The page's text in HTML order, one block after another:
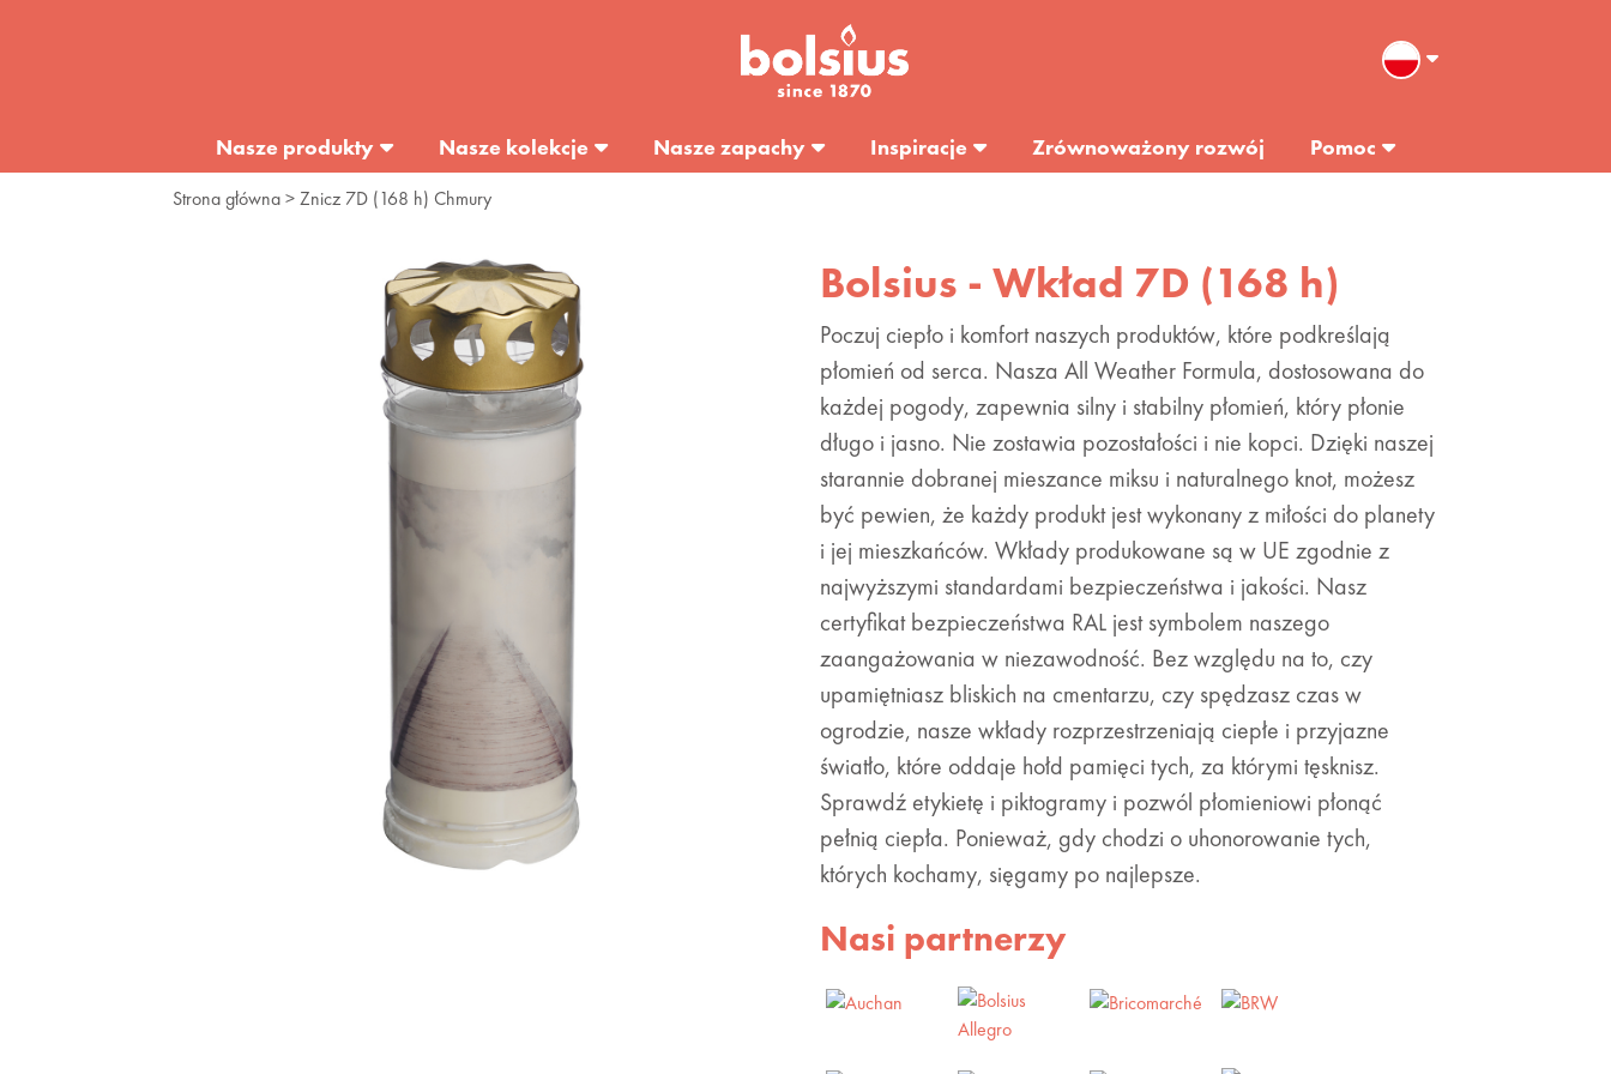
Nasze produkty Nasze kolekcje Nasze zapachy Inspiracje Zrównoważony rozwój Pomoc
Strona główna> Znicz 7D (168 h) Chmury
Bolsius - Wkład 7D (168 h)
Poczuj ciepło i komfort naszych produktów, które podkreślają
płomień od serca. Nasza All Weather Formula, dostosowana do
każdej pogody, zapewnia silny i stabilny płomień, który płonie
długo i jasno. Nie zostawia pozostałości i nie kopci. Dzięki naszej
starannie dobranej mieszance miksu i naturalnego knot, możesz
być pewien, że każdy produkt jest wykonany z miłości do planety
i jej mieszkańców. Wkłady produkowane są w UE zgodnie z
najwyższymi standardami bezpieczeństwa i jakości. Nasz
certyfikat bezpieczeństwa RAL jest symbolem naszego
zaangażowania w niezawodność. Bez względu na to, czy
upamiętniasz bliskich na cmentarzu, czy spędzasz czas w
ogrodzie, nasze wkłady rozprzestrzeniają ciepłe i przyjazne
światło, które oddaje hołd pamięci tych, za którymi tęsknisz.
Sprawdź etykietę i piktogramy i pozwól płomieniowi płonąć
pełnią ciepła. Ponieważ, gdy chodzi o uhonorowanie tych,
których kochamy, sięgamy po najlepsze.
Nasi partnerzy